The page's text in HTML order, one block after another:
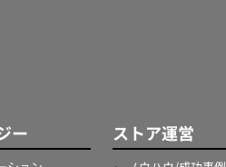
ー ストア運営